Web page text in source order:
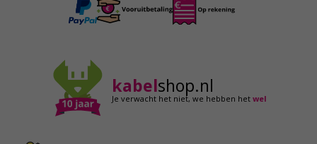
kabelshop.nl
Je verwacht het niet,we hebben hetwel